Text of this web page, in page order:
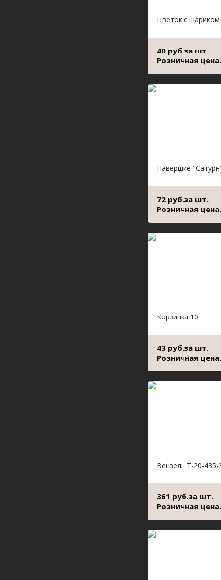
Цветок с
40 руб.за шт.
Розничная цена.
Навершие
72 руб.за шт.
Розничная цена.
Корзинка 10
43 руб.за шт.
Розничная цена.
Вензель Т-20-435-
361 руб.за шт.
Розничная цена.